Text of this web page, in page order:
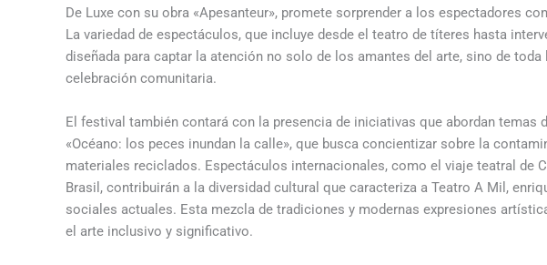
De Luxe con su obra «Apesanteur», promete sorprender a los espectadores
La variedad de espectáculos, que incluye desde el teatro de títeres hasta
diseñada para captar la atención no solo de los amantes del arte, sino de
celebración comunitaria.
El festival también contará con la presencia de iniciativas que abordan temas
«Océano: los peces inundan la calle», que busca concientizar sobre la
materiales reciclados. Espectáculos internacionales, como el viaje teatral de
Brasil, contribuirán a la diversidad cultural que caracteriza a Teatro A Mil,
sociales actuales. Esta mezcla de tradiciones y modernas expresiones
el arte inclusivo y significativo.